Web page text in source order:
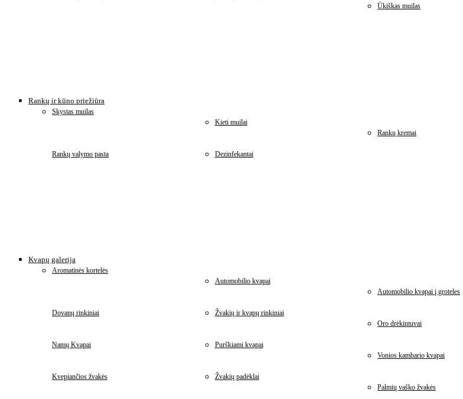
Ūkiškas muilas
Rankų ir kūno priežiūra
Skystas muilas
Kieti muilai
Rankų kremai
Rankų valymo pasta Dezinfekantai
Kvapų galerija
Aromatinės kortelės
Automobilio kvapai
Automobilio kvapai į groteles
Dovanų rinkiniai
Žvakių ir kvapų rinkiniai
Oro drėkintuvai
Namų Kvapai
Purškiami kvapai
Vonios kambario kvapai
Kvepiančios žvakės
Žvakių padėklai
Palmių vaško žvakės